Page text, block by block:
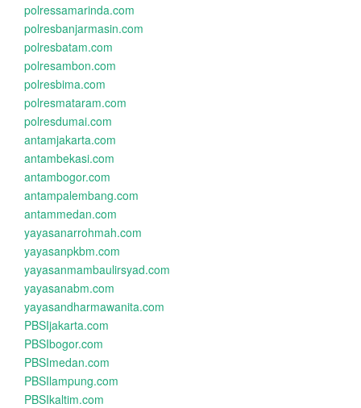
polressamarinda.com
polresbanjarmasin.com
polresbatam.com
polresambon.com
polresbima.com
polresmataram.com
polresdumai.com
antamjakarta.com
antambekasi.com
antambogor.com
antampalembang.com
antammedan.com
yayasanarrohmah.com
yayasanpkbm.com
yayasanmambaulirsyad.com
yayasanabm.com
yayasandharmawanita.com
PBSIjakarta.com
PBSIbogor.com
PBSImedan.com
PBSIlampung.com
PBSIkaltim.com